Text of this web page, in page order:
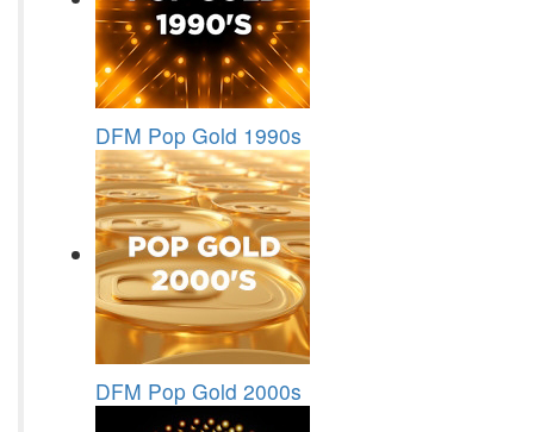
DFM Pop Gold 1990s
DFM Pop Gold 2000s